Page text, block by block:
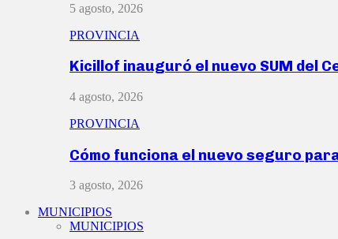
5 agosto, 2026
PROVINCIA
Kicillof inauguró el nuevo SUM del
4 agosto, 2026
PROVINCIA
Cómo funciona el nuevo seguro
3 agosto, 2026
MUNICIPIOS
MUNICIPIOS